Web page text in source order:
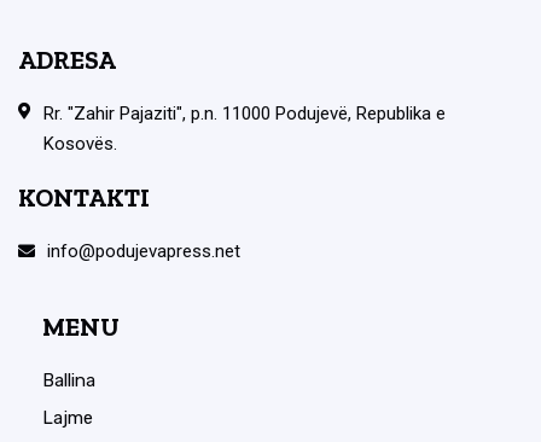
ADRESA
Rr. "Zahir Pajaziti", p.n. 11000 Podujevë, Republika e
Kosovës.
KONTAKTI
info@podujevapress.net
MENU
Ballina
Lajme